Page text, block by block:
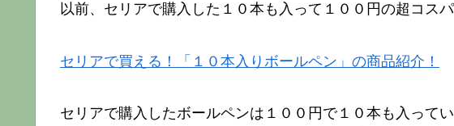
以前、セリアで購入した１０本も入って１００円の超コス
セリアで買える！「１０本入りボールペン」の商品紹介！
セリアで購入したボールペンは１００円で１０本も入って